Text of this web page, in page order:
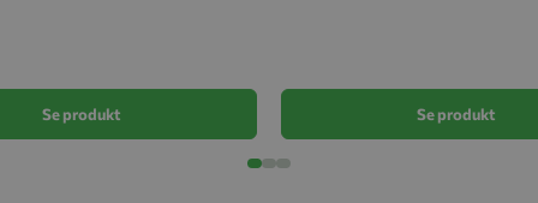
Se produkt Se produkt